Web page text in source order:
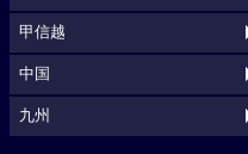
甲信越
中国
九州